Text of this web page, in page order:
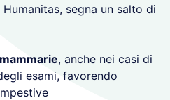
Humanitas, segna un salto di
, anche nei casi di
esami, favorendo